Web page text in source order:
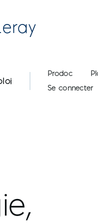
User account
Prodoc
Se connecter